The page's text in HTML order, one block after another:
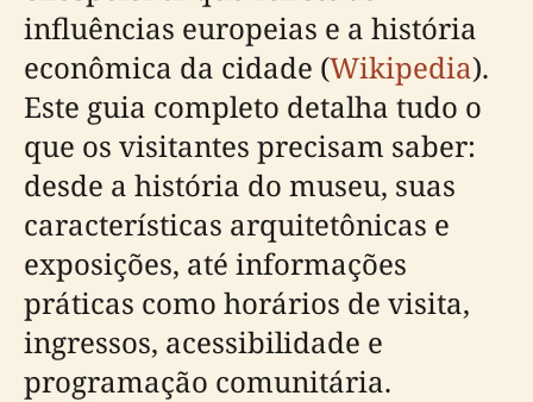
influências europeias e a história
econômica da cidade (Wikipedia).
Este guia completo detalha tudo o
que os visitantes precisam saber:
desde a história do museu, suas
características arquitetônicas e
exposições, até informações
práticas como horários de visita,
ingressos, acessibilidade e
programação comunitária.